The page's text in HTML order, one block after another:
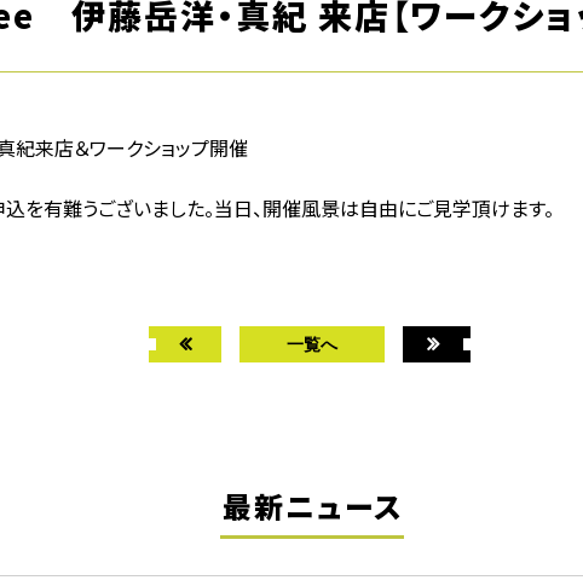
伊藤岳洋・真紀 来店【ワークショ
紀来店＆ワークショップ開催
を有難うございました。当日、開催風景は自由にご見学頂けます。
一覧へ
最新ニュース